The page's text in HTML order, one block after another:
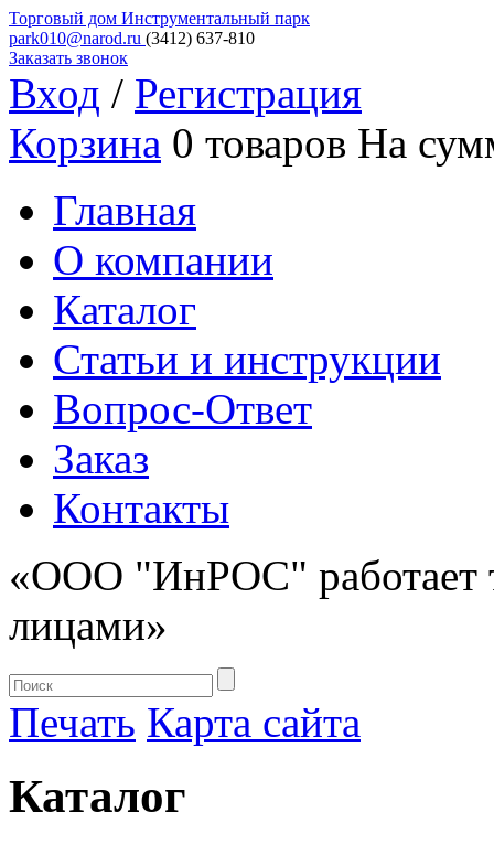
Торговый дом Инструментальный парк
park010@narod.ru (3412) 637-810
Заказать звонок
Вход / Регистрация
Корзина 0 товаров На
Главная
О компании
Каталог
Статьи и инструкции
Вопрос-Ответ
Заказ
Контакты
«ООО "ИнРОС" работает
лицами»
Печать Карта сайта
Каталог